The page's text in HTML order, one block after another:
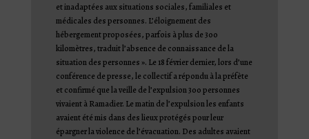
et inadaptées aux situations sociales, familiales et
médicales des personnes. L’éloignement des
hébergement proposées, parfois à plus de 300
kilomètres, traduit l’absence de connaissance de la
situation des personnes ». Le 18 février dernier, lors d’une
conférence de presse, le collectif a répondu à la préfète
et confirmé que la veille de l’expulsion 300 personnes
vivaient à Ramadier. Le matin de l’expulsion les enfants
avaient été mis dans des lieux protégés pour leur
épargner la violence de l’évacuation. Des adultes avaient